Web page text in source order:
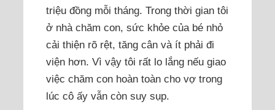
triệu đồng mỗi tháng. Trong thời gian tôi
ở nhà chăm con, sức khỏe của bé nhỏ
cải thiện rõ rệt, tăng cân và ít phải đi
viện hơn. Vì vậy tôi rất lo lắng nếu giao
việc chăm con hoàn toàn cho vợ trong
lúc cô ấy vẫn còn suy sụp.